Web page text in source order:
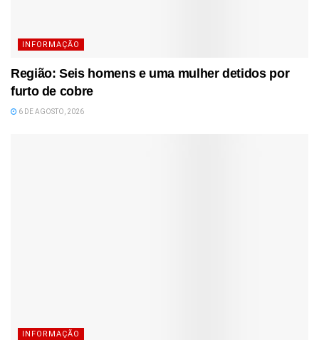
INFORMAÇÃO
Região: Seis homens e uma mulher detidos por
furto de cobre
6 DE AGOSTO, 2026
INFORMAÇÃO